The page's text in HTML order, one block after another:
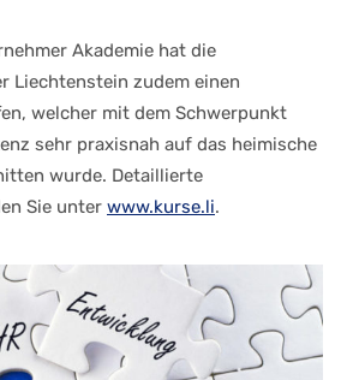
Akademie hat die
Liechtenstein zudem einen
welcher mit dem Schwerpunkt
sehr praxisnah auf das heimische
wurde. Detaillierte
Sie unter www.kurse.li.